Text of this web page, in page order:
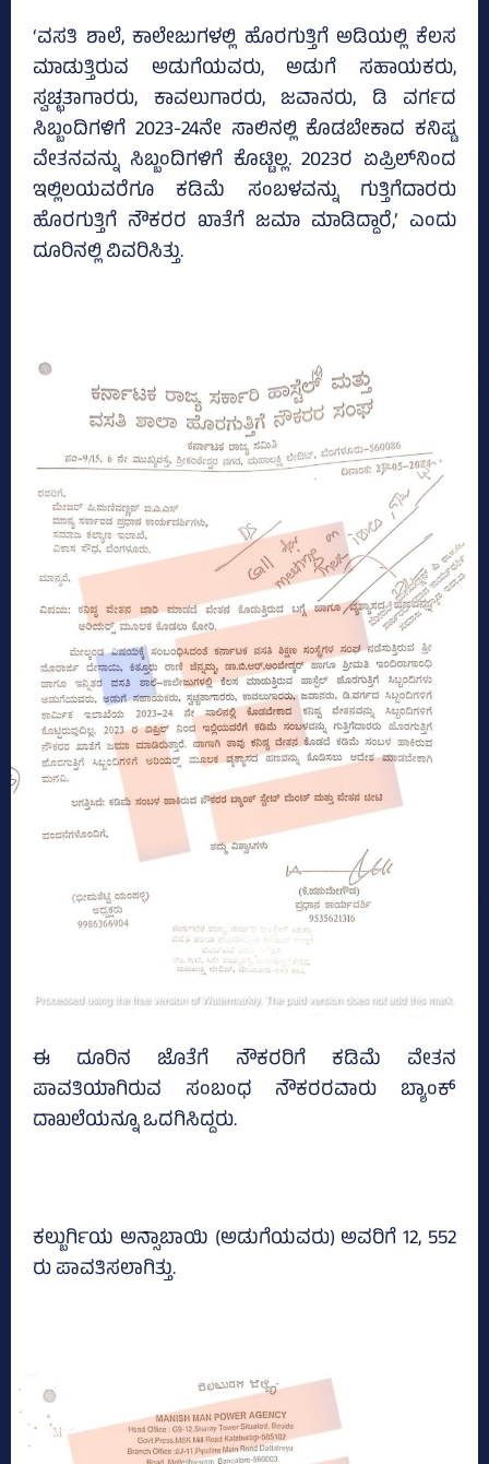
‘ವಸತಿ ಶಾಲೆ, ಕಾಲೇಜುಗಳಲ್ಲಿ ಹೊರಗುತ್ತಿಗೆ ಅಡಿಯಲ್ಲಿ ಕೆಲಸ
ಮಾಡುತ್ತಿರುವ ಅಡುಗೆಯವರು, ಅಡುಗೆ ಸಹಾಯಕರು,
ಸ್ವಚ್ಛತಾಗಾರರು, ಕಾವಲುಗಾರರು, ಜವಾನರು, ಡಿ ವರ್ಗದ
ಸಿಬ್ಬಂದಿಗಳಿಗೆ 2023-24ನೇ ಸಾಲಿನಲ್ಲಿ ಕೊಡಬೇಕಾದ ಕನಿಷ್ಟ
ವೇತನವನ್ನು ಸಿಬ್ಬಂದಿಗಳಿಗೆ ಕೊಟ್ಟಿಲ್ಲ. 2023ರ ಏಪ್ರಿಲ್‌ನಿಂದ
ಇಲ್ಲಿಲಯವರೆಗೂ ಕಡಿಮೆ ಸಂಬಳವನ್ನು ಗುತ್ತಿಗೆದಾರರು
ಹೊರಗುತ್ತಿಗೆ ನೌಕರರ ಖಾತೆಗೆ ಜಮಾ ಮಾಡಿದ್ದಾರೆ,’ ಎಂದು
ದೂರಿನಲ್ಲಿ ವಿವರಿಸಿತ್ತು.
ಈ ದೂರಿನ ಜೊತೆಗೆ ನೌಕರರಿಗೆ ಕಡಿಮೆ ವೇತನ
ಪಾವತಿಯಾಗಿರುವ ಸಂಬಂಧ ನೌಕರರವಾರು ಬ್ಯಾಂಕ್‌
ದಾಖಲೆಯನ್ನೂ ಒದಗಿಸಿದ್ದರು.
ಕಲ್ಬುರ್ಗಿಯ ಅನ್ಸಾಬಾಯಿ (ಅಡುಗೆಯವರು) ಅವರಿಗೆ 12, 552
ರು ಪಾವತಿಸಲಾಗಿತ್ತು.